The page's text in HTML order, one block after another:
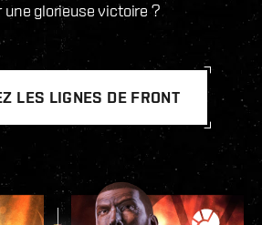
une glorieuse victoire ?
LES LIGNES DE FRONT